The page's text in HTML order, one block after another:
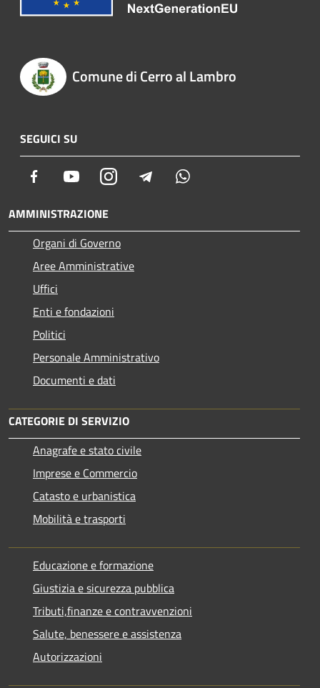
Comune di Cerro al Lambro
SEGUICI SU
Facebook YoutubeInstagram Telegram
AMMINISTRAZIONE
Organi di Governo
Aree Amministrative
Uffici
Enti e fondazioni
Politici
Personale Amministrativo
Documenti e dati
CATEGORIE DI SERVIZIO
Anagrafe e stato civile
Imprese e Commercio
Catasto e urbanistica
Mobilità e trasporti
Educazione e formazione
Giustizia e sicurezza pubblica
Tributi,finanze e contravvenzioni
Salute, benessere e assistenza
Autorizzazioni